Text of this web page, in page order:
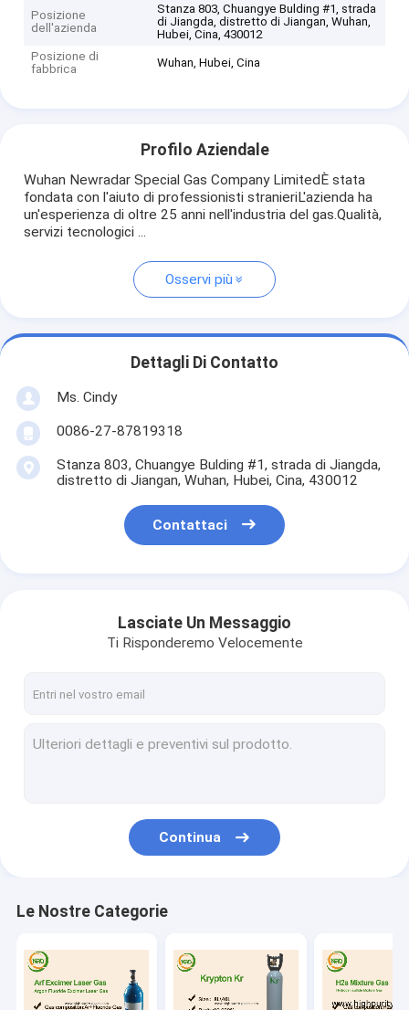
Posizione
dell'azienda
Stanza 803, Chuangye Bulding #1, strada
di Jiangda, distretto di Jiangan, Wuhan,
Hubei, Cina, 430012
Posizione di
fabbrica
Wuhan, Hubei, Cina
Profilo Aziendale
Wuhan Newradar Special Gas Company LimitedÈ stata
fondata con l'aiuto di professionisti stranieriL'azienda ha
un'esperienza di oltre 25 anni nell'industria del gas.Qualità,
servizi tecnologici ...
Osservi più
Dettagli Di Contatto
Ms. Cindy
0086-27-87819318
Stanza 803, Chuangye Bulding #1, strada di Jiangda,
distretto di Jiangan, Wuhan, Hubei, Cina, 430012
Contattaci
Lasciate Un Messaggio
Ti Risponderemo Velocemente
Continua
Le Nostre Categorie